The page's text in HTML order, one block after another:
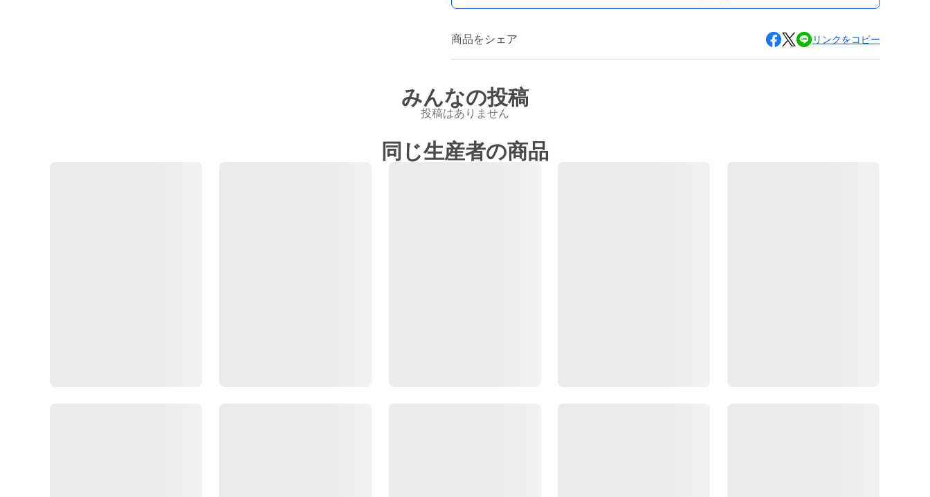
商品をシェア リンクをコピー
みんなの投稿
投稿はありません
同じ生産者の商品